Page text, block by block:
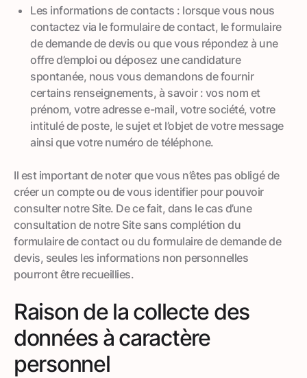
Les informations de contacts : lorsque vous nous
contactez via le formulaire de contact, le formulaire
de demande de devis ou que vous répondez à une
offre d’emploi ou déposez une candidature
spontanée, nous vous demandons de fournir
certains renseignements, à savoir : vos nom et
prénom, votre adresse e-mail, votre société, votre
intitulé de poste, le sujet et l’objet de votre message
ainsi que votre numéro de téléphone.
Il est important de noter que vous n’êtes pas obligé de
créer un compte ou de vous identifier pour pouvoir
consulter notre Site. De ce fait, dans le cas d’une
consultation de notre Site sans complétion du
formulaire de contact ou du formulaire de demande de
devis, seules les informations non personnelles
pourront être recueillies.
Raison de la collecte des
données à caractère
personnel